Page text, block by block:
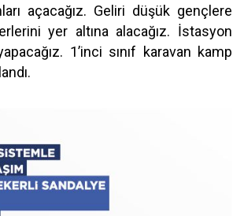
açacağız. Geliri düşük gençlere
yer altına alacağız. İstasyon
1’inci sınıf karavan kamp